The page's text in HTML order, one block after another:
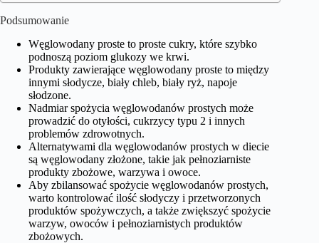
Podsumowanie
Węglowodany proste to proste cukry, które szybko
podnoszą poziom glukozy we krwi.
Produkty zawierające węglowodany proste to między
innymi słodycze, biały chleb, biały ryż, napoje
słodzone.
Nadmiar spożycia węglowodanów prostych może
prowadzić do otyłości, cukrzycy typu 2 i innych
problemów zdrowotnych.
Alternatywami dla węglowodanów prostych w diecie
są węglowodany złożone, takie jak pełnoziarniste
produkty zbożowe, warzywa i owoce.
Aby zbilansować spożycie węglowodanów prostych,
warto kontrolować ilość słodyczy i przetworzonych
produktów spożywczych, a także zwiększyć spożycie
warzyw, owoców i pełnoziarnistych produktów
zbożowych.